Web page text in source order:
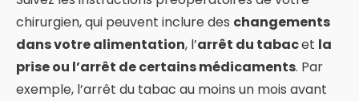
chirurgien, qui peuvent inclure des changements
dans votre alimentation, l’arrêt du tabacet la
prise ou l’arrêt de certains médicaments. Par
exemple, l’arrêt du tabac au moins un mois avant